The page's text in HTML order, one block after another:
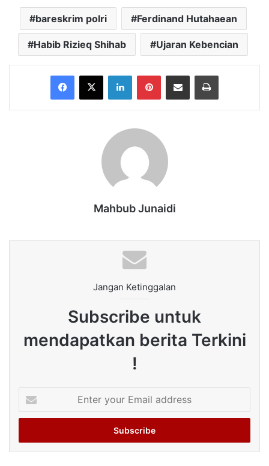
bareskrim polri Ferdinand Hutahaean
Habib Rizieq Shihab Ujaran Kebencian
Facebook
X LinkedInPinterestShare via Email Print
Mahbub Junaidi
Jangan Ketinggalan
Subscribe untuk
mendapatkan berita Terkini
!
your
Email